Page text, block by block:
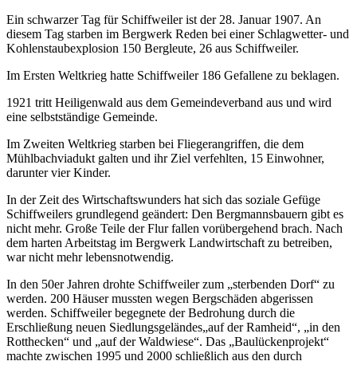
Ein schwarzer Tag für Schiffweiler ist der 28. Januar 1907. An
diesem Tag starben im Bergwerk Reden bei einer Schlagwetter- und
Kohlenstaubexplosion 150 Bergleute, 26 aus Schiffweiler.
Im Ersten Weltkrieg hatte Schiffweiler 186 Gefallene zu beklagen.
1921 tritt Heiligenwald aus dem Gemeindeverband aus und wird
eine selbstständige Gemeinde.
Im Zweiten Weltkrieg starben bei Fliegerangriffen, die dem
Mühlbachviadukt galten und ihr Ziel verfehlten, 15 Einwohner,
darunter vier Kinder.
In der Zeit des Wirtschaftswunders hat sich das soziale Gefüge
Schiffweilers grundlegend geändert: Den Bergmannsbauern gibt es
nicht mehr. Große Teile der Flur fallen vorübergehend brach. Nach
dem harten Arbeitstag im Bergwerk Landwirtschaft zu betreiben,
war nicht mehr lebensnotwendig.
In den 50er Jahren drohte Schiffweiler zum „sterbenden Dorf“ zu
werden. 200 Häuser mussten wegen Bergschäden abgerissen
werden. Schiffweiler begegnete der Bedrohung durch die
Erschließung neuen Siedlungsgeländes„auf der Ramheid“, „in den
Rotthecken“ und „auf der Waldwiese“. Das „Baulückenprojekt“
machte zwischen 1995 und 2000 schließlich aus den durch